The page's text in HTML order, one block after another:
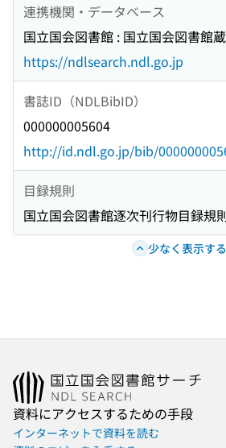
連携機関・データベース
国立国会図書館 : 国立国会図書館
https://ndlsearch.ndl.go.jp
書誌ID（NDLBibID）
000000005604
http://id.ndl.go.jp/bib/
目録規則
国立国会図書館逐次刊行物目録規
少なく表示する
資料にアクセスするための手段
インターネットで資料を読む